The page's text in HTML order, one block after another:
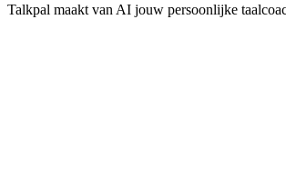
Talkpal maakt van AI jouw persoonlijke